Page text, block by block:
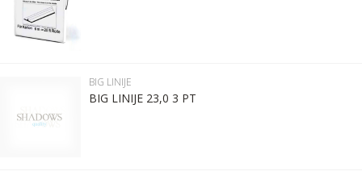
Email:
Komentar:
BIG LINIJE
BIG LINIJE 23,0 3 PT